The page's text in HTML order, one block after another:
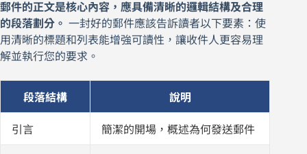
郵件的正文是核心內容，應具備清晰的邏輯結構及合理
的段落劃分。 一封好的郵件應該告訴讀者以下要素：使
用清晰的標題和列表能增強可讀性，讓收件人更容易理
解並執行您的要求。
段落結構 說明
引言 簡潔的開場，概述為何發送郵件